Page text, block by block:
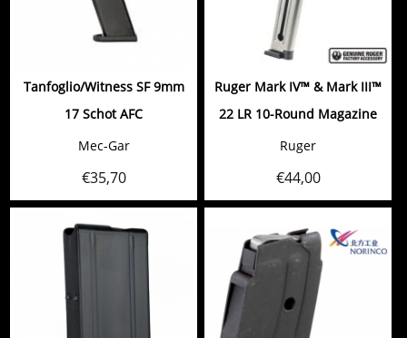
Tanfoglio/Witness SF 9mm
17 Schot AFC
Mec-Gar
€35,70
Ruger Mark IV™ & Mark III™
22 LR 10-Round Magazine
Ruger
€44,00